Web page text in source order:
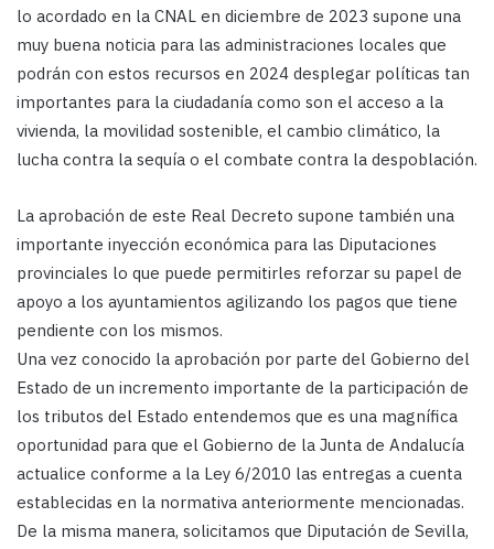
lo acordado en la CNAL en diciembre de 2023 supone una
muy buena noticia para las administraciones locales que
podrán con estos recursos en 2024 desplegar políticas tan
importantes para la ciudadanía como son el acceso a la
vivienda, la movilidad sostenible, el cambio climático, la
lucha contra la sequía o el combate contra la despoblación.
La aprobación de este Real Decreto supone también una
importante inyección económica para las Diputaciones
provinciales lo que puede permitirles reforzar su papel de
apoyo a los ayuntamientos agilizando los pagos que tiene
pendiente con los mismos.
Una vez conocido la aprobación por parte del Gobierno del
Estado de un incremento importante de la participación de
los tributos del Estado entendemos que es una magnífica
oportunidad para que el Gobierno de la Junta de Andalucía
actualice conforme a la Ley 6/2010 las entregas a cuenta
establecidas en la normativa anteriormente mencionadas.
De la misma manera, solicitamos que Diputación de Sevilla,